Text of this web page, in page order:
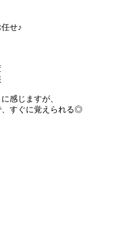
せ♪
感じますが、
、すぐに覚えられる◎